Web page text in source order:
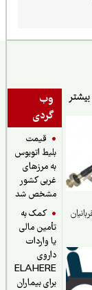
وب
گردی
قیمت
بلیط اتوبوس
به مرزهای
غربی کشور
مشخص شد
کمک به
تأمین مالی
یا واردات
داروی
ELAHERE
برای بیماران